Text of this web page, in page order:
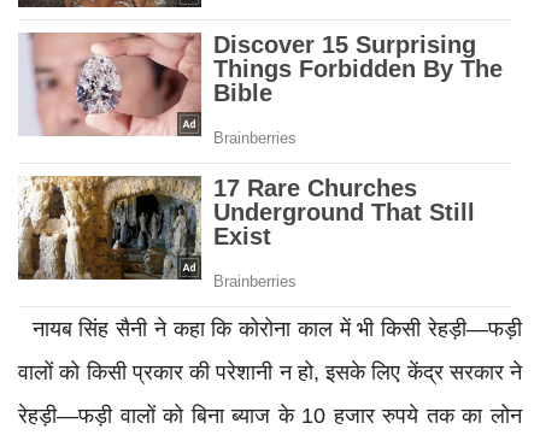
नायब सिंह सैनी ने कहा कि कोरोना काल में भी किसी रेहड़ी—फड़ी
वालों को किसी प्रकार की परेशानी न हो, इसके लिए केंद्र सरकार ने
रेहड़ी—फड़ी वालों को बिना ब्याज के 10 हजार रुपये तक का लोन